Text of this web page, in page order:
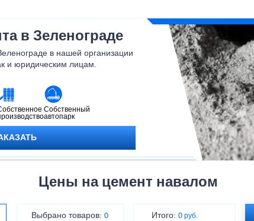
в Зеленограде
в нашей организации
и юридическим лицам.
Собственный
автопарк
Цены на цемент навалом
Выбрано товаров: 0 Итого:0 руб.